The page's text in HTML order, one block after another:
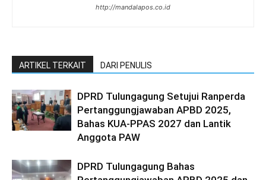
http://mandalapos.co.id
ARTIKEL TERKAIT DARI PENULIS
DPRD Tulungagung Setujui Ranperda
Pertanggungjawaban APBD 2025,
Bahas KUA-PPAS 2027 dan Lantik
Anggota PAW
DPRD Tulungagung Bahas